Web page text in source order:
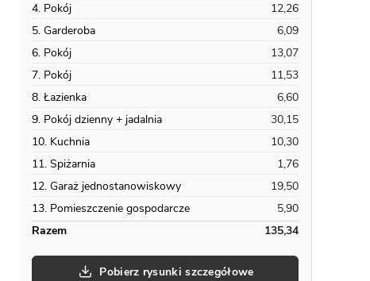
4. Pokój
12,26
5. Garderoba
6,09
6. Pokój
13,07
7. Pokój
11,53
8. Łazienka
6,60
9. Pokój dzienny + jadalnia
30,15
10. Kuchnia
10,30
11. Spiżarnia
1,76
12. Garaż jednostanowiskowy
19,50
13. Pomieszczenie gospodarcze
5,90
Razem
135,34
Pobierz rysunki szczegółowe